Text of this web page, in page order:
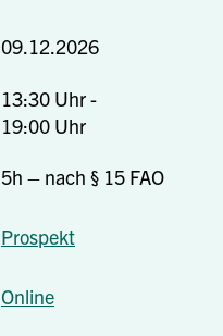
09.12.2026
13:30 Uhr -
19:00 Uhr
5h – nach § 15 FAO
Prospekt
Online